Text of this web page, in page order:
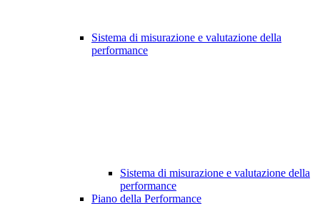
Sistema di misurazione e valutazione della
performance
Sistema di misurazione e valutazione della
performance
Piano della Performance